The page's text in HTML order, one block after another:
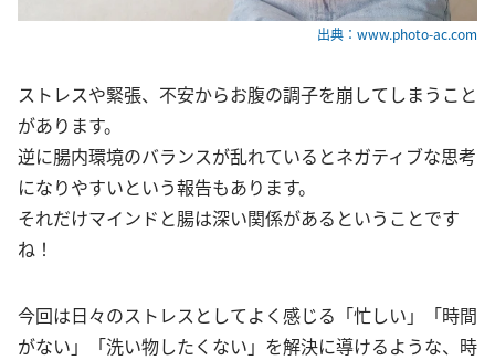
出典：www.photo-ac.com
ストレスや緊張、不安からお腹の調子を崩してしまうこと
があります。
逆に腸内環境のバランスが乱れているとネガティブな思考
になりやすいという報告もあります。
それだけマインドと腸は深い関係があるということです
ね！
今回は日々のストレスとしてよく感じる「忙しい」「時間
がない」「洗い物したくない」を解決に導けるような、時